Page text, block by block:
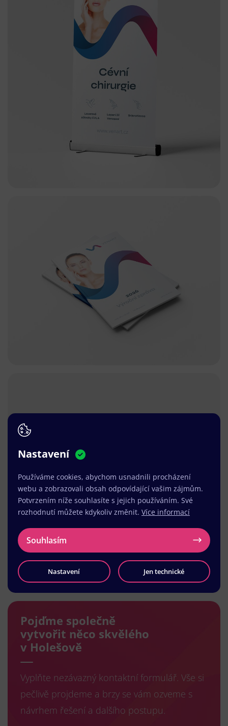
Načíst další
Pojďme společně
vytvořit něco skvělého
v Holešově
Vyplňte nezávazný kontaktní formulář. Vše si
pečlivě projdeme a brzy se vám ozveme s
návrhem řešení a dalšího postupu.
Nastavení
Používáme cookies, abychom usnadnili procházení
webu a zobrazovali obsah odpovídající vašim zájmům.
Potvrzením níže souhlasíte s jejich používáním. Své
rozhodnutí můžete kdykoliv změnit. Více informací
Souhlasím
Nastavení Jen technické